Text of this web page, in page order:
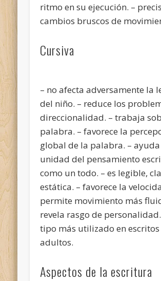
ritmo en su ejecución. –
cambios bruscos de
Cursiva
– no afecta adversamente la
del niño. – reduce los
direccionalidad. – trabaja
palabra. – favorece la
global de la palabra. – ayuda
unidad del pensamiento
como un todo. – es legible,
estática. – favorece la
permite movimiento más
revela rasgo de personalidad.
tipo más utilizado en escritos
adultos.
Aspectos de la escritura